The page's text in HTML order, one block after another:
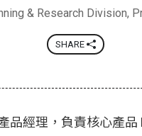
& Research Division,
SHARE
品經理，負責核心產